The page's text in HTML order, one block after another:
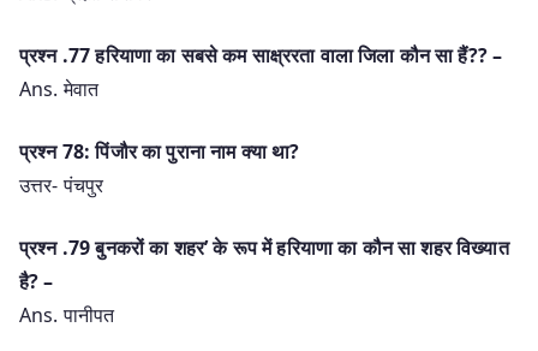
प्रश्‍न .77 हरियाणा का सबसे कम साक्ष्ररता वाला जिला कौन सा हैं?? –
Ans. मेवात
प्रश्न 78: पिंजौर का पुराना नाम क्या था?
उत्तर- पंचपुर
प्रश्‍न .79 बुनकरों का शहर’ के रूप में हरियाणा का कौन सा शहर विख्यात
है? –
Ans. पानीपत